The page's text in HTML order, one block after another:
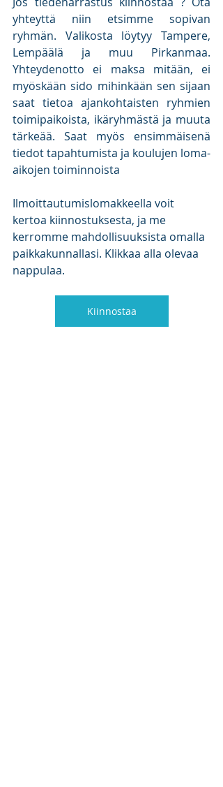
yhteyttä niin etsimme sopivan
ryhmän. Valikosta löytyy Tampere,
Lempäälä ja muu Pirkanmaa.
Yhteydenotto ei maksa mitään, ei
myöskään sido mihinkään sen sijaan
saat tietoa ajankohtaisten ryhmien
toimipaikoista, ikäryhmästä ja muuta
tärkeää. Saat myös ensimmäisenä
tiedot tapahtumista ja koulujen loma-
aikojen toiminnoista
Ilmoittautumislomakkeella voit
kertoa kiinnostuksesta, ja me
kerromme mahdollisuuksista omalla
paikkakunnallasi. Klikkaa alla olevaa
nappulaa.
Kiinnostaa